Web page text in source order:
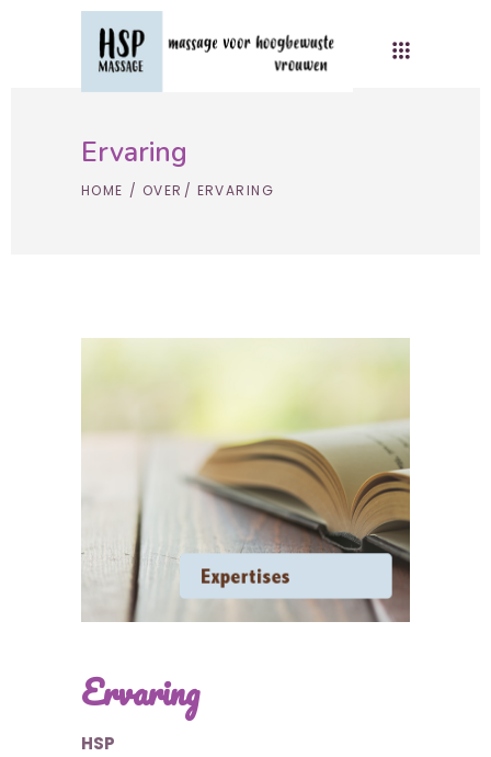
Ervaring
HOME / OVER/ ERVARING
Ervaring
HSP